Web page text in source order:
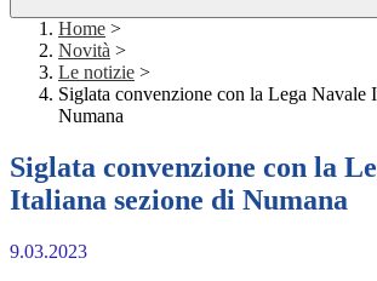
Home >
Novità >
Le notizie >
Siglata convenzione con la Lega Navale
Numana
Siglata convenzione con la
Italiana sezione di Numana
9.03.2023